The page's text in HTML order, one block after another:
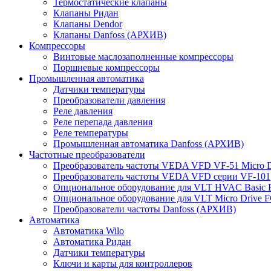
Термостатические клапаны
Клапаны Ридан
Клапаны Dendor
Клапаны Danfoss (АРХИВ)
Компрессоры
Винтовые маслозаполненные компрессоры
Поршневые компрессоры
Промышленная автоматика
Датчики температуры
Преобразователи давления
Реле давления
Реле перепада давления
Реле температуры
Промышленная автоматика Danfoss (АРХИВ)
Частотные преобразователи
Преобразователь частоты VEDA VFD VF-51 Micro
Преобразователь частоты VEDA VFD серии VF-101
Опциональное оборудование для VLT HVAC Basic
Опциональное оборудование для VLT Micro Drive
Преобразователи частоты Danfoss (АРХИВ)
Автоматика
Автоматика Wilo
Автоматика Ридан
Датчики температуры
Ключи и карты для контроллеров